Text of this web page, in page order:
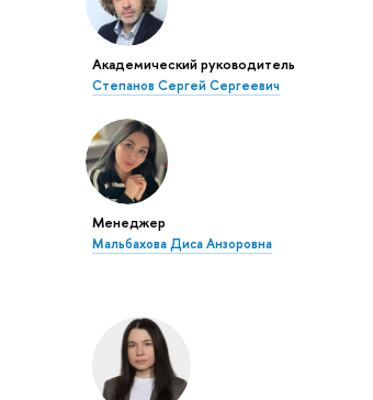
Академический руководитель
Степанов Сергей Сергеевич
Менеджер
Мальбахова Диса Анзоровна